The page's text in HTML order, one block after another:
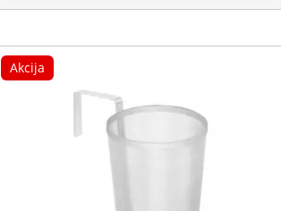
Akcija